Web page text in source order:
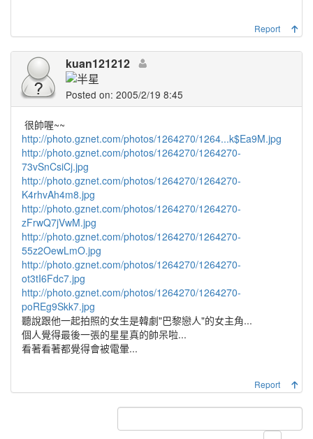
Report
kuan121212
Posted on: 2005/2/19 8:45
很帥喔~~
http://photo.gznet.com/photos/1264270/1264...k$Ea9M.jpg
http://photo.gznet.com/photos/1264270/1264270-
73vSnCsiCj.jpg
http://photo.gznet.com/photos/1264270/1264270-
K4rhvAh4m8.jpg
http://photo.gznet.com/photos/1264270/1264270-
zFrwQ7jVwM.jpg
http://photo.gznet.com/photos/1264270/1264270-
55z2OewLmO.jpg
http://photo.gznet.com/photos/1264270/1264270-
ot3tI6Fdc7.jpg
http://photo.gznet.com/photos/1264270/1264270-
poREg9Skk7.jpg
聽說跟他一起拍照的女生是韓劇"巴黎戀人"的女主角...
個人覺得最後一張的星星真的帥呆啦...
看著看著都覺得會被電暈...
Report